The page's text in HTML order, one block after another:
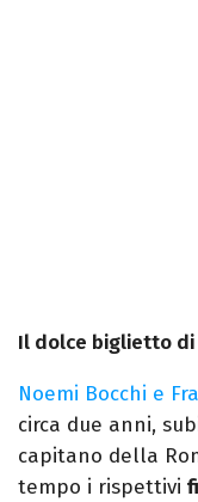
Il dolce biglietto di
Noemi Bocchi e
circa due anni,
capitano della
tempo i rispettivi